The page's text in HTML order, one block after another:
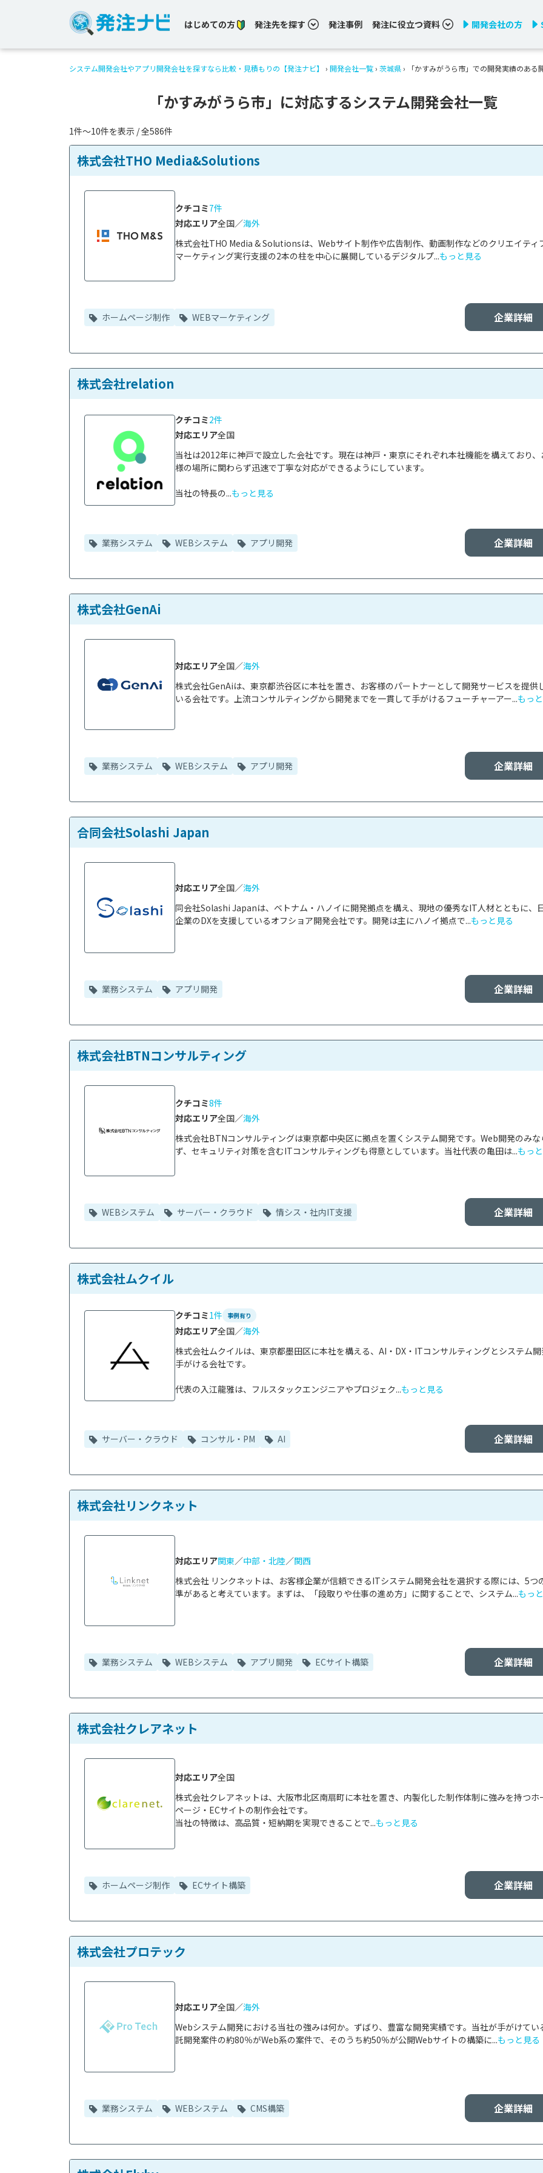
はじめての方 発注先を探す 発注事例 発注に役立つ資料 開発会社の方
システム開発会社やアプリ開発会社を探すなら比較・見積もりの【発注ナビ】 › 開発会社一覧 › 茨城県 › 「かすみがうら市」での開発実績のある
「かすみがうら市」に対応するシステム開発会社一覧
1件〜10件を表示 / 全586件
株式会社THO Media&Solutions
株式会社THO Media & Solutionsは、Webサイト制作や広告制作、動画制作などのクリエイティ
マーケティング実行支援の2本の柱を中心に展開しているデジタルプ...もっと見る
クチコミ7件
対応エリア全国／海外
企業詳細
ホームページ制作 WEBマーケティング
株式会社relation
当社は2012年に神戸で設立した会社です。現在は神戸・東京にそれぞれ本社機能を構えており、
様の場所に関わらず迅速で丁寧な対応ができるようにしています。
当社の特長の...もっと見る
クチコミ2件
対応エリア全国
企業詳細
業務システム WEBシステム アプリ開発
株式会社GenAi
株式会社GenAiは、東京都渋谷区に本社を置き、お客様のパートナーとして開発サービスを提供
いる会社です。上流コンサルティングから開発までを一貫して手がけるフューチャーアー...もっ
対応エリア全国／海外
企業詳細
業務システム WEBシステム アプリ開発
合同会社Solashi Japan
同会社Solashi Japanは、ベトナム・ハノイに開発拠点を構え、現地の優秀なIT人材とともに、
企業のDXを支援しているオフショア開発会社です。開発は主にハノイ拠点で...もっと見る
対応エリア全国／海外
企業詳細
業務システム アプリ開発
株式会社BTNコンサルティング
株式会社BTNコンサルティングは東京都中央区に拠点を置くシステム開発です。Web開発のみな
ず、セキュリティ対策を含むITコンサルティングも得意としています。当社代表の亀田は...もっ
クチコミ8件
対応エリア全国／海外
企業詳細
WEBシステム サーバー・クラウド 情シス・社内IT支援
株式会社ムクイル
株式会社ムクイルは、東京都墨田区に本社を構える、AI・DX・ITコンサルティングとシステム
手がける会社です。
代表の入江龍雅は、フルスタックエンジニアやプロジェク...もっと見る
クチコミ1件 事例有り
対応エリア全国／海外
企業詳細
サーバー・クラウド コンサル・PM AI
株式会社リンクネット
株式会社 リンクネットは、お客様企業が信頼できるITシステム開発会社を選択する際には、5つ
準があると考えています。まずは、「段取りや仕事の進め方」に関することで、システム...もっ
対応エリア関東／中部・北陸／関西
企業詳細
業務システム WEBシステム アプリ開発 ECサイト構築
株式会社クレアネット
株式会社クレアネットは、大阪市北区南扇町に本社を置き、内製化した制作体制に強みを持つホ
ページ・ECサイトの制作会社です。
当社の特徴は、高品質・短納期を実現できることで...もっと見る
対応エリア全国
企業詳細
ホームページ制作 ECサイト構築
株式会社プロテック
Webシステム開発における当社の強みは何か。ずばり、豊富な開発実績です。当社が手がけてい
託開発案件の約80％がWeb系の案件で、そのうち約50％が公開Webサイトの構築に...もっと見る
対応エリア全国／海外
企業詳細
業務システム WEBシステム CMS構築